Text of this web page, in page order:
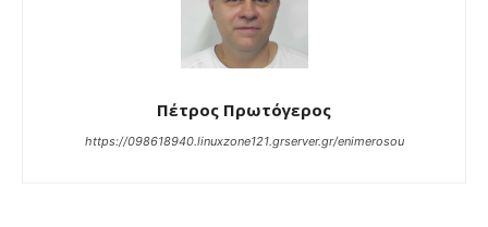
Πέτρος Πρωτόγερος
https://098618940.linuxzone121.grserver.gr/enimerosou